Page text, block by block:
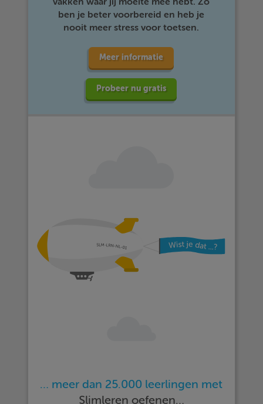
ben je beter voorbereid en heb je
nooit meer stress voor toetsen.
Meer informatie
Probeer nu gratis
… meer dan 25.000 leerlingen met
Slimleren oefenen…